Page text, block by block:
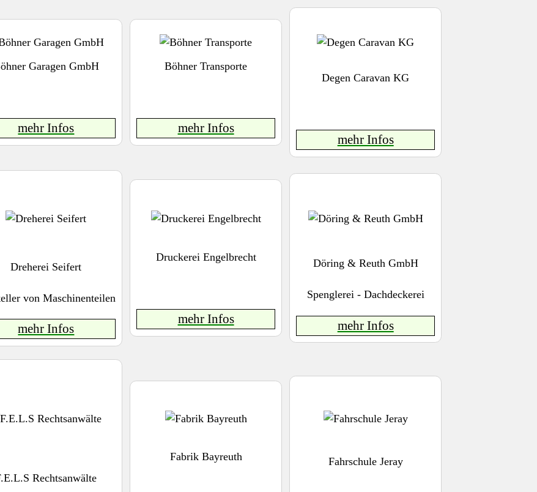
Garagen GmbH
mehr Infos
Böhner Transporte
mehr Infos
Degen Caravan KG
mehr Infos
Dreherei Seifert
von Maschinenteilen
mehr Infos
Druckerei Engelbrecht
mehr Infos
Döring & Reuth GmbH
Spenglerei - Dachdeckerei
mehr Infos
Rechtsanwälte
Fabrik Bayreuth Fahrschule Jeray